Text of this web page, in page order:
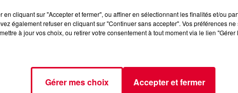
en cliquant sur "Accepter et fermer", ou affiner en sélectionnant les finalités et/ou
également refuser en cliquant sur "Continuer sans accepter". Vos préférences
à jour vos choix, ou retirer votre consentement à tout moment via le lien
Gérer mes choix Accepter et fermer